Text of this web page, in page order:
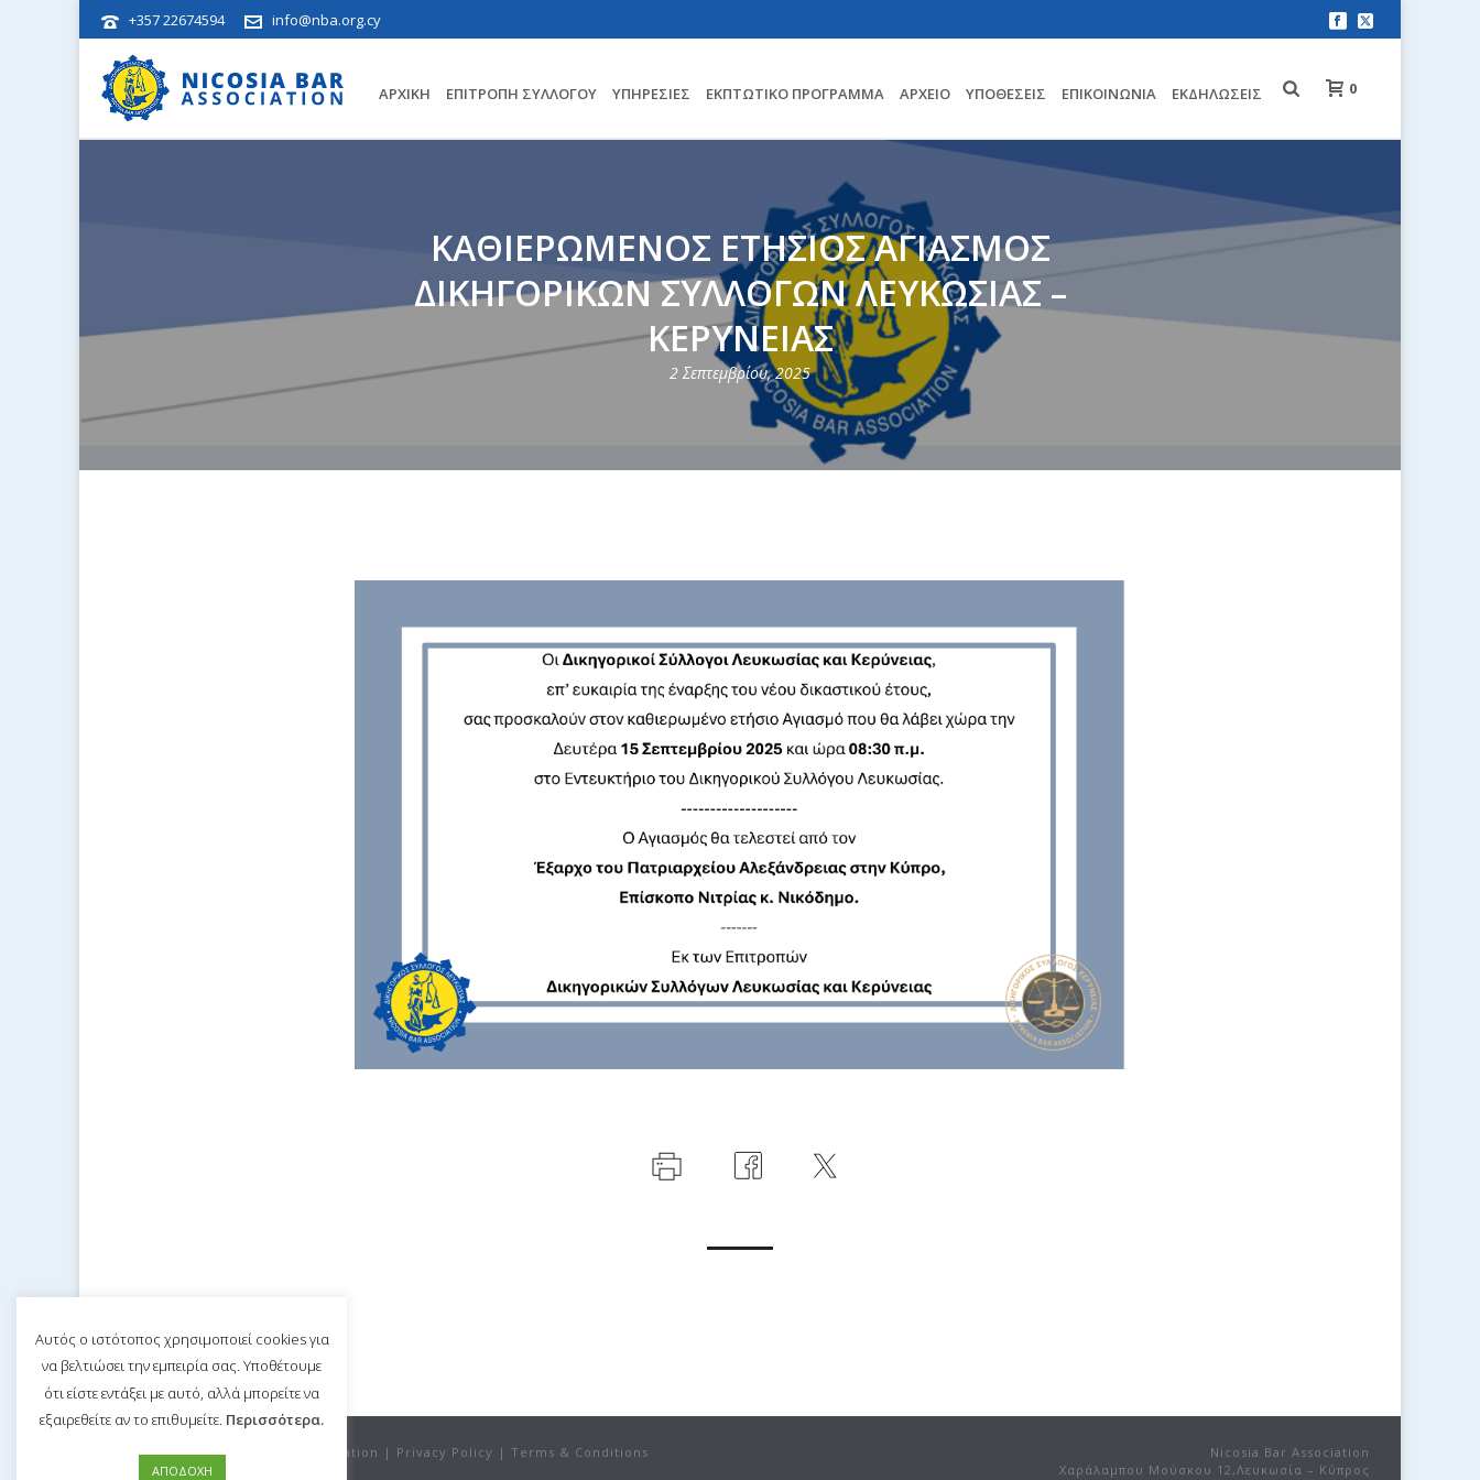
+357 22674594 info@nba.org.cy
ΑΡΧΙΚΉ ΕΠΙΤΡΟΠΗ ΣΥΛΛΟΓΟΥ ΥΠΗΡΕΣΊΕΣ ΕΚΠΤΩΤΙΚΌ ΠΡΌΓΡΑΜΜΑ ΑΡΧΕΊΟ ΥΠΟΘΈΣΕΙΣ EΠΙΚΟΙΝΩΝΊΑ ΕΚΔΗΛΏΣΕΙΣ 0
ΚΑΘΙΕΡΩΜΕΝΟΣ ΕΤΗΣΙΟΣ ΑΓΙΑΣΜΟΣ
ΔΙΚΗΓΟΡΙΚΩΝ ΣΥΛΛΟΓΩΝ ΛΕΥΚΩΣΙΑΣ –
ΚΕΡΥΝΕΙΑΣ
2 Σεπτεμβρίου, 2025
©Copyright 2020 Nicosia Bar Association | Privacy Policy | Terms & Conditions
Nicosia Bar Association
Χαράλαμπου Μούσκου 12,Λευκωσία – Κύπρος
Αυτός ο ιστότοπος χρησιμοποιεί cookies για
να βελτιώσει την εμπειρία σας. Υποθέτουμε
ότι είστε εντάξει με αυτό, αλλά μπορείτε να
εξαιρεθείτε αν το επιθυμείτε. Περισσότερα.
ΑΠΟΔΟΧΗ